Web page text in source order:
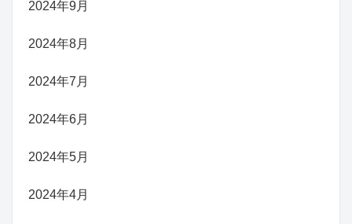
2024年9月
2024年8月
2024年7月
2024年6月
2024年5月
2024年4月